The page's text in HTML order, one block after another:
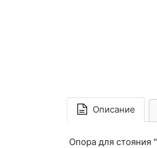
Описание
Опора для стояния